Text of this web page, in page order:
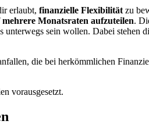
erlaubt, finanzielle Flexibilität zu
Monatsraten aufzuteilen.
sein wollen. Dabei
die bei herkömmlichen
vorausgesetzt.